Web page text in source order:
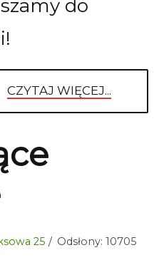
do
CZYTAJ WIĘCEJ...
25 Odsłony: 10705